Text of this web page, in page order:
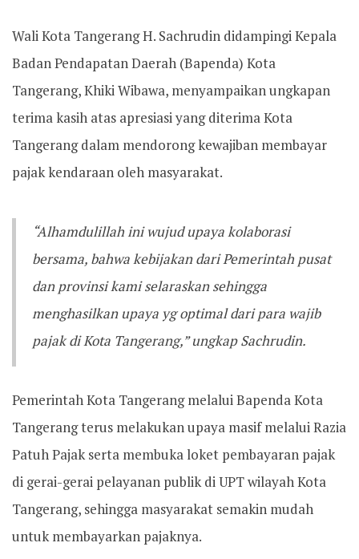
‎Wali Kota Tangerang H. Sachrudin didampingi Kepala
Badan Pendapatan Daerah (Bapenda) Kota
Tangerang, Khiki Wibawa, menyampaikan ungkapan
terima kasih atas apresiasi yang diterima Kota
Tangerang dalam mendorong kewajiban membayar
pajak kendaraan oleh masyarakat.
‎“Alhamdulillah ini wujud upaya kolaborasi
bersama, bahwa kebijakan dari Pemerintah pusat
dan provinsi kami selaraskan sehingga
menghasilkan upaya yg optimal dari para wajib
pajak di Kota Tangerang,” ungkap Sachrudin.
‎Pemerintah Kota Tangerang melalui Bapenda Kota
Tangerang terus melakukan upaya masif melalui Razia
Patuh Pajak serta membuka loket pembayaran pajak
di gerai-gerai pelayanan publik di UPT wilayah Kota
Tangerang, sehingga masyarakat semakin mudah
untuk membayarkan pajaknya.